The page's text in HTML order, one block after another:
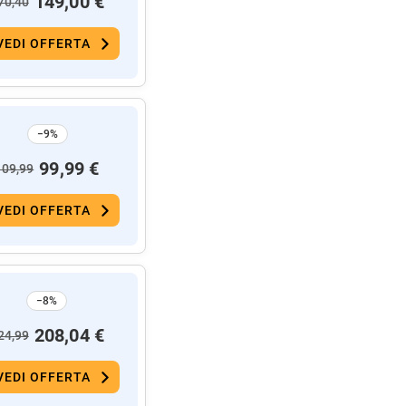
OFFERTA
−9%
99,99 €
OFFERTA
−8%
208,04 €
OFFERTA